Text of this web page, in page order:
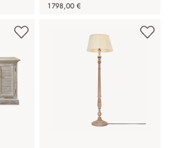
1 798,00 €